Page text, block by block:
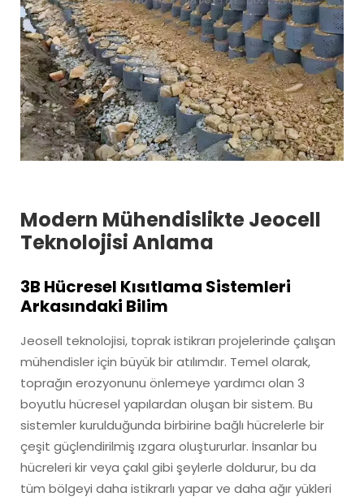
Modern Mühendislikte Jeocell
Teknolojisi Anlama
3B Hücresel Kısıtlama Sistemleri
Arkasındaki Bilim
Jeosell teknolojisi, toprak istikrarı projelerinde çalışan
mühendisler için büyük bir atılımdır. Temel olarak,
toprağın erozyonunu önlemeye yardımcı olan 3
boyutlu hücresel yapılardan oluşan bir sistem. Bu
sistemler kurulduğunda birbirine bağlı hücrelerle bir
çeşit güçlendirilmiş ızgara oluştururlar. İnsanlar bu
hücreleri kir veya çakıl gibi şeylerle doldurur, bu da
tüm bölgeyi daha istikrarlı yapar ve daha ağır yükleri